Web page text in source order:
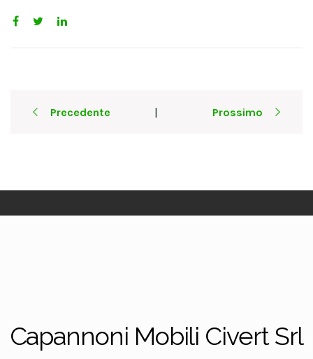
navigationPrecedente | Prossimo
Capannoni Mobili Civert Srl